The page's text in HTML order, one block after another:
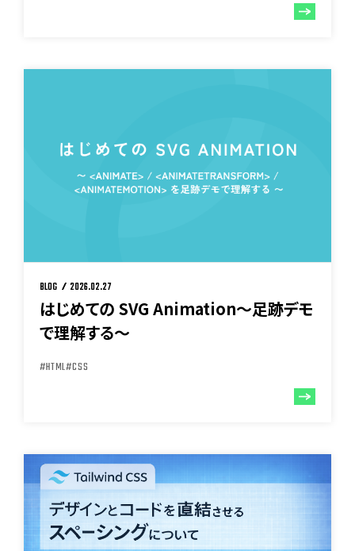
BLOG 2026.02.27
はじめての SVG Animation〜足跡デモ
で理解する〜
#HTML#CSS